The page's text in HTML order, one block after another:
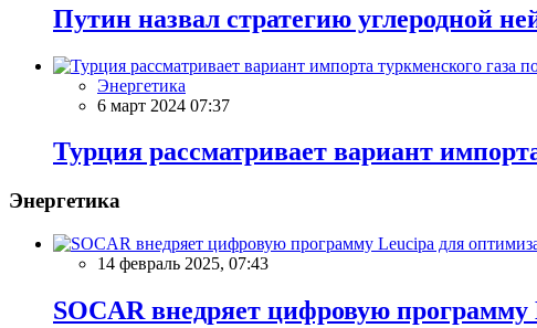
Путин назвал стратегию углеродной
Энергетика
6 март 2024 07:37
Турция рассматривает вариант
Энергетика
14 февраль 2025, 07:43
SOCAR внедряет цифровую